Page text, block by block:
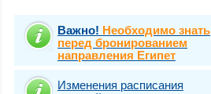
Важно! Необходимо знать
перед бронированием
направления Египет
Изменения расписания